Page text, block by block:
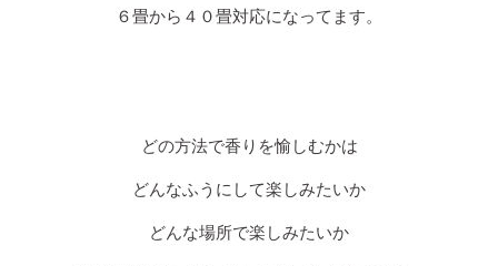
６畳から４０畳対応になってます。
どの方法で香りを愉しむかは
どんなふうにして楽しみたいか
どんな場所で楽しみたいか